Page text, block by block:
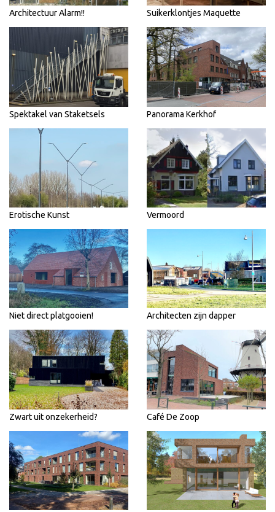
Architectuur Alarm!! Suikerklontjes Maquette
Spektakel van Staketsels Panorama Kerkhof
Erotische Kunst Vermoord
Niet direct platgooien! Architecten zijn dapper
Zwart uit onzekerheid? Café De Zoop